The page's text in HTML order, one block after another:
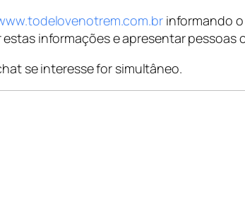
informando
informações e apresentar pessoas
se interesse for simultâneo.